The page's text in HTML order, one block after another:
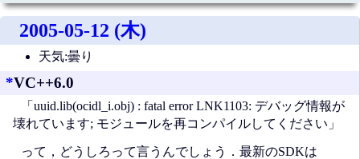
2005-05-12 (木)
天気:曇り
*VC++6.0
「uuid.lib(ocidl_i.obj) : fatal error LNK1103: デバッグ情報が
壊れています; モジュールを再コンパイルしてください」
って，どうしろって言うんでしょう．最新のSDKは